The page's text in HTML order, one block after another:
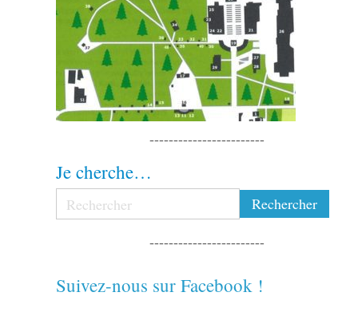
------------------------
Je cherche…
------------------------
Suivez-nous sur Facebook !